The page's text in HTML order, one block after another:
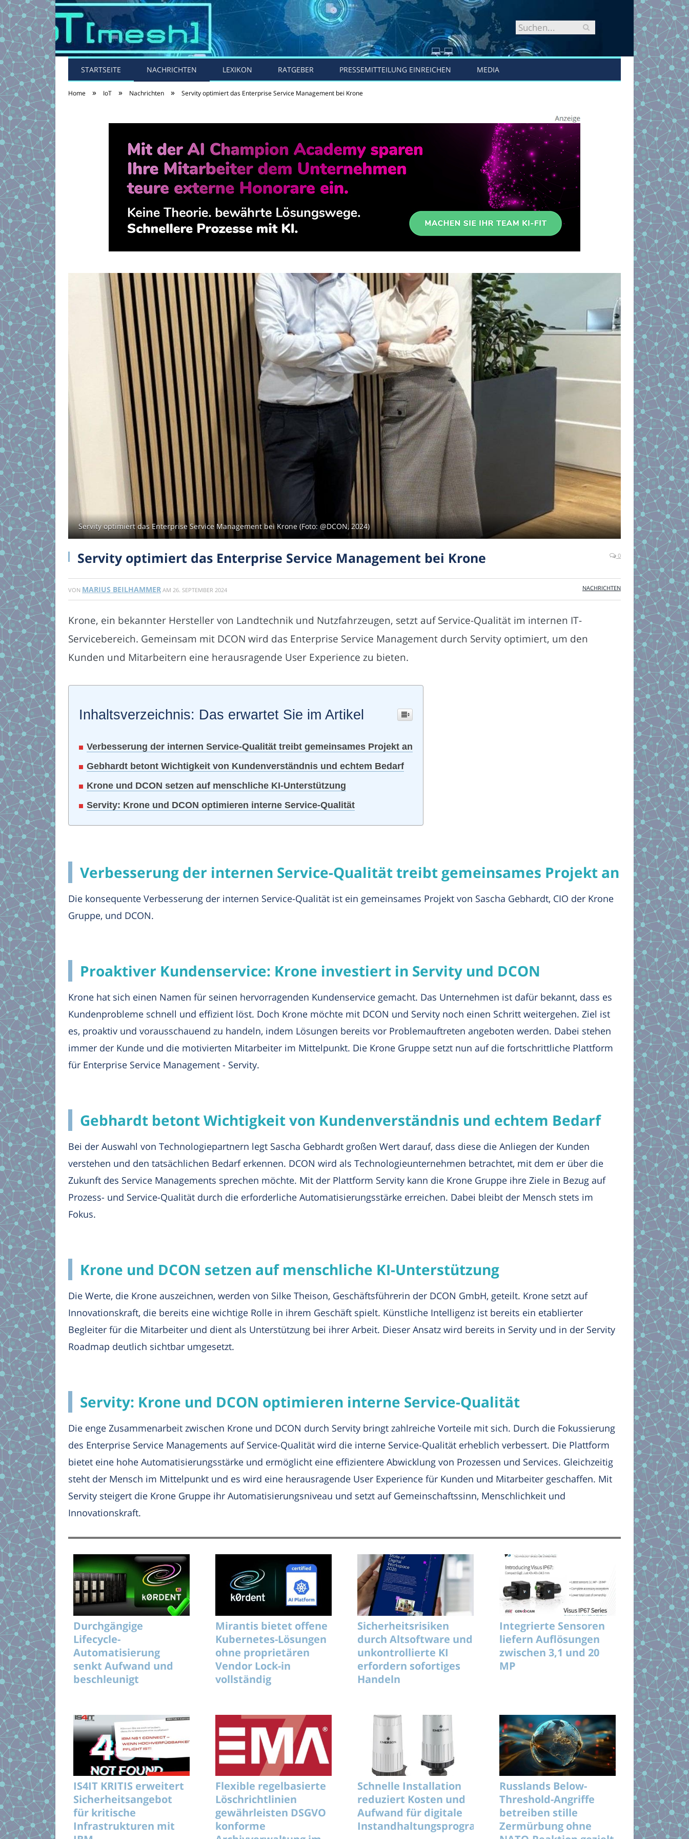
STARTSEITE NACHRICHTEN LEXIKON RATGEBER PRESSEMITTEILUNG EINREICHEN MEDIA
Home » IoT » Nachrichten » Servity optimiert das Enterprise Service Management bei Krone
Servity optimiert das Enterprise Service Management bei Krone (Foto: @DCON, 2024)
Servity optimiert das Enterprise Service Management bei Krone 0
VON MARIUS BEILHAMMER AM 26. SEPTEMBER 2024 NACHRICHTEN
Krone, ein bekannter Hersteller von Landtechnik und Nutzfahrzeugen, setzt auf Service-Qualität im internen IT-
Servicebereich. Gemeinsam mit DCON wird das Enterprise Service Management durch Servity optimiert, um den
Kunden und Mitarbeitern eine herausragende User Experience zu bieten.
Inhaltsverzeichnis: Das erwartet Sie im Artikel
Verbesserung der internen Service-Qualität treibt gemeinsames Projekt an
Gebhardt betont Wichtigkeit von Kundenverständnis und echtem Bedarf
Krone und DCON setzen auf menschliche KI-Unterstützung
Servity: Krone und DCON optimieren interne Service-Qualität
Verbesserung der internen Service-Qualität treibt gemeinsames Projekt an
Die konsequente Verbesserung der internen Service-Qualität ist ein gemeinsames Projekt von Sascha Gebhardt, CIO der Krone
Gruppe, und DCON.
Proaktiver Kundenservice: Krone investiert in Servity und DCON
Krone hat sich einen Namen für seinen hervorragenden Kundenservice gemacht. Das Unternehmen ist dafür bekannt, dass es
Kundenprobleme schnell und effizient löst. Doch Krone möchte mit DCON und Servity noch einen Schritt weitergehen. Ziel ist
es, proaktiv und vorausschauend zu handeln, indem Lösungen bereits vor Problemauftreten angeboten werden. Dabei stehen
immer der Kunde und die motivierten Mitarbeiter im Mittelpunkt. Die Krone Gruppe setzt nun auf die fortschrittliche Plattform
für Enterprise Service Management - Servity.
Gebhardt betont Wichtigkeit von Kundenverständnis und echtem Bedarf
Bei der Auswahl von Technologiepartnern legt Sascha Gebhardt großen Wert darauf, dass diese die Anliegen der Kunden
verstehen und den tatsächlichen Bedarf erkennen. DCON wird als Technologieunternehmen betrachtet, mit dem er über die
Zukunft des Service Managements sprechen möchte. Mit der Plattform Servity kann die Krone Gruppe ihre Ziele in Bezug auf
Prozess- und Service-Qualität durch die erforderliche Automatisierungsstärke erreichen. Dabei bleibt der Mensch stets im
Fokus.
Krone und DCON setzen auf menschliche KI-Unterstützung
Die Werte, die Krone auszeichnen, werden von Silke Theison, Geschäftsführerin der DCON GmbH, geteilt. Krone setzt auf
Innovationskraft, die bereits eine wichtige Rolle in ihrem Geschäft spielt. Künstliche Intelligenz ist bereits ein etablierter
Begleiter für die Mitarbeiter und dient als Unterstützung bei ihrer Arbeit. Dieser Ansatz wird bereits in Servity und in der Servity
Roadmap deutlich sichtbar umgesetzt.
Servity: Krone und DCON optimieren interne Service-Qualität
Die enge Zusammenarbeit zwischen Krone und DCON durch Servity bringt zahlreiche Vorteile mit sich. Durch die Fokussierung
des Enterprise Service Managements auf Service-Qualität wird die interne Service-Qualität erheblich verbessert. Die Plattform
bietet eine hohe Automatisierungsstärke und ermöglicht eine effizientere Abwicklung von Prozessen und Services. Gleichzeitig
steht der Mensch im Mittelpunkt und es wird eine herausragende User Experience für Kunden und Mitarbeiter geschaffen. Mit
Servity steigert die Krone Gruppe ihr Automatisierungsniveau und setzt auf Gemeinschaftssinn, Menschlichkeit und
Innovationskraft.
Durchgängige
Lifecycle-
Automatisierung
senkt Aufwand und
beschleunigt
Mirantis bietet offene
Kubernetes-Lösungen
ohne proprietären
Vendor Lock-in
vollständig
Sicherheitsrisiken
durch Altsoftware und
unkontrollierte KI
erfordern sofortiges
Handeln
Integrierte Sensoren
liefern Auflösungen
zwischen 3,1 und 20
MP
IS4IT KRITIS erweitert
Sicherheitsangebot
für kritische
Infrastrukturen mit
Flexible regelbasierte
Löschrichtlinien
gewährleisten DSGVO
konforme
Schnelle Installation
reduziert Kosten und
Aufwand für digitale
Instandhaltungsprogramme
Russlands Below-
Threshold-Angriffe
betreiben stille
Zermürbung ohne